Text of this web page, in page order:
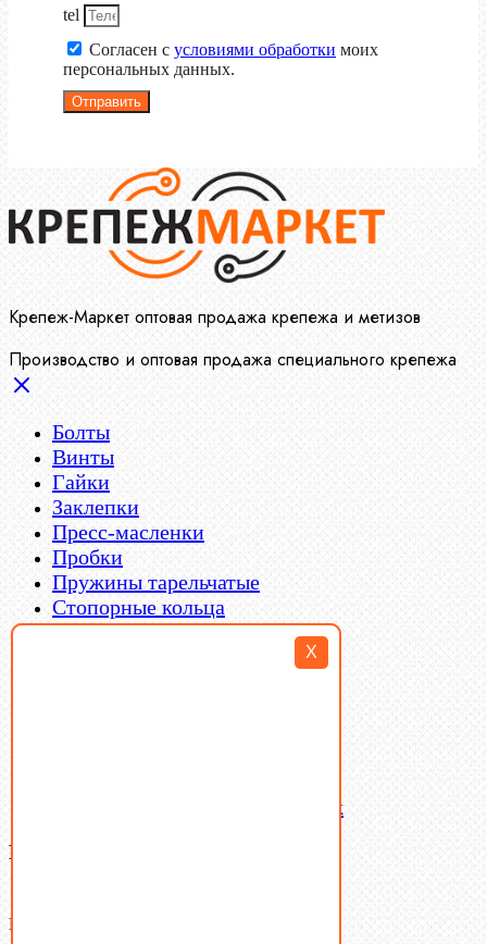
X
tel
Согласен с условиями обработки моих
персональных данных.
Отправить
Крепеж-Маркет оптовая продажа крепежа и метизов
Производство и оптовая продажа специального крепежа
Болты
Винты
Гайки
Заклепки
Пресс-масленки
Пробки
Пружины тарельчатые
Стопорные кольца
Такелаж
Латунный и бронзовый крепеж
Ваша корзина
В корзине нет товаров.